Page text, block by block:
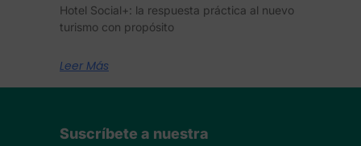
Hotel Social+: la respuesta práctica al nuevo
turismo con propósito
Leer Más
Suscríbete a nuestra